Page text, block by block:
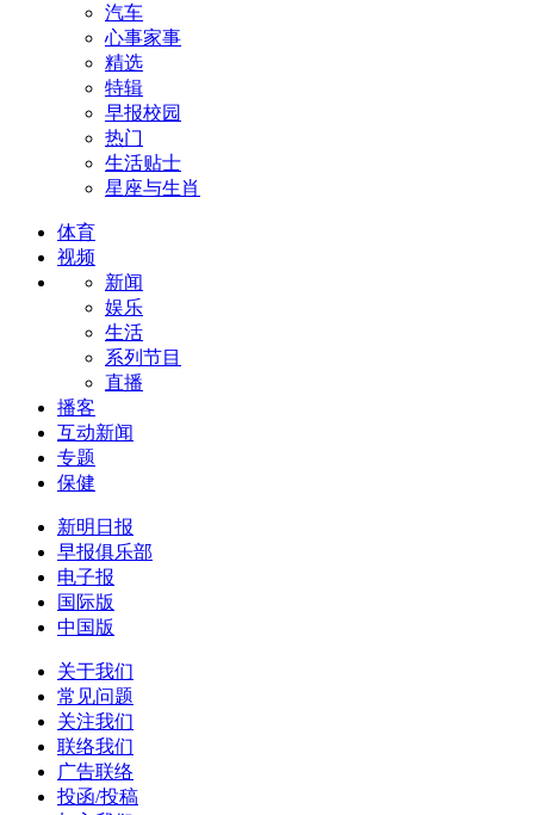
汽车
心事家事
精选
特辑
早报校园
热门
生活贴士
星座与生肖
体育
视频
新闻
娱乐
生活
系列节目
直播
播客
互动新闻
专题
保健
新明日报
早报俱乐部
电子报
国际版
中国版
关于我们
常见问题
关注我们
联络我们
广告联络
投函/投稿